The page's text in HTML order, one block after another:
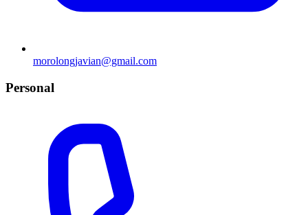
morolongjavian@gmail.com
Personal